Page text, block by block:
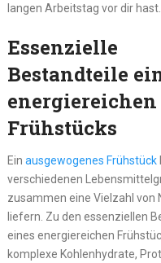
langen Arbeitstag vor dir hast.
Essenzielle
Bestandteile
energiereichen
Frühstücks
Ein ausgewogenes Frühstück
verschiedenen
zusammen eine Vielzahl von
liefern. Zu den essenziellen
eines energiereichen
komplexe Kohlenhydrate,